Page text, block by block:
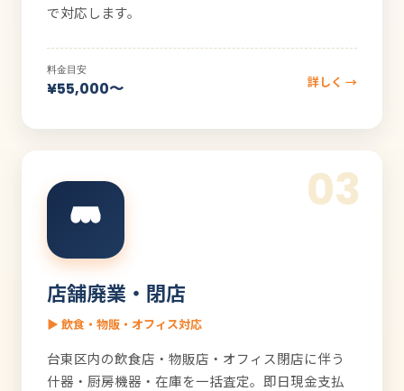
で対応します。
料金目安
¥55,000〜 詳しく →
03
店舗廃業・閉店
▶ 飲食・物販・オフィス対応
台東区内の飲食店・物販店・オフィス閉店に伴う
什器・厨房機器・在庫を一括査定。即日現金支払